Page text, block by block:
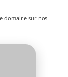
domaine sur nos